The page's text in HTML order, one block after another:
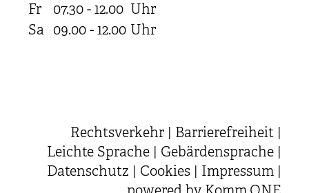
Fr
07.30 - 12.00 Uhr
Sa 09.00 - 12.00 Uhr
Rechtsverkehr Barrierefreiheit
Leichte Sprache
Gebärdensprache
Datenschutz
Cookies Impressum